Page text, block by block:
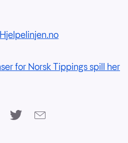
Hjelpelinjen.no
for Norsk Tippings spill her